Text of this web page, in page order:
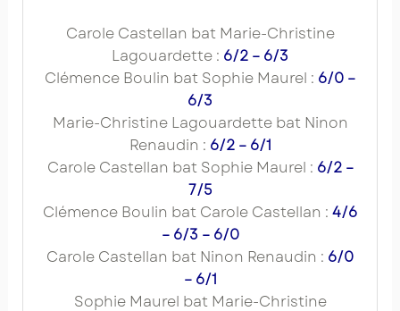
Carole Castellan bat Marie-Christine
Lagouardette : 6/2 – 6/3
Clémence Boulin bat Sophie Maurel : 6/0 –
6/3
Marie-Christine Lagouardette bat Ninon
Renaudin : 6/2 – 6/1
Carole Castellan bat Sophie Maurel : 6/2 –
7/5
Clémence Boulin bat Carole Castellan : 4/6
– 6/3 – 6/0
Carole Castellan bat Ninon Renaudin : 6/0
– 6/1
Sophie Maurel bat Marie-Christine